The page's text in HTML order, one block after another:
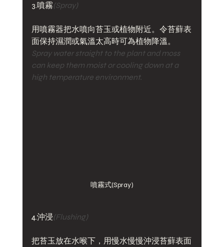
3.噴霧(Spray)
用噴霧器把水噴向苔玉或植物附近。令苔蘚表
面保持濕潤或氣溫太高時可為植物降溫。
Spray water straight to the plant and moss
can keep them moist or cooling down at a
high temperature environment.
噴霧式(Spray)
4.沖浸(Flushing)
把苔玉放在水喉下，用慢水慢慢沖浸苔蘚表面